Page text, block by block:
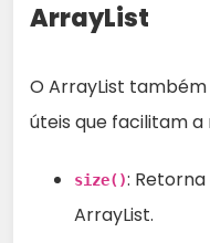
ArrayList
O ArrayList
úteis que facilitam a
size():
ArrayList.